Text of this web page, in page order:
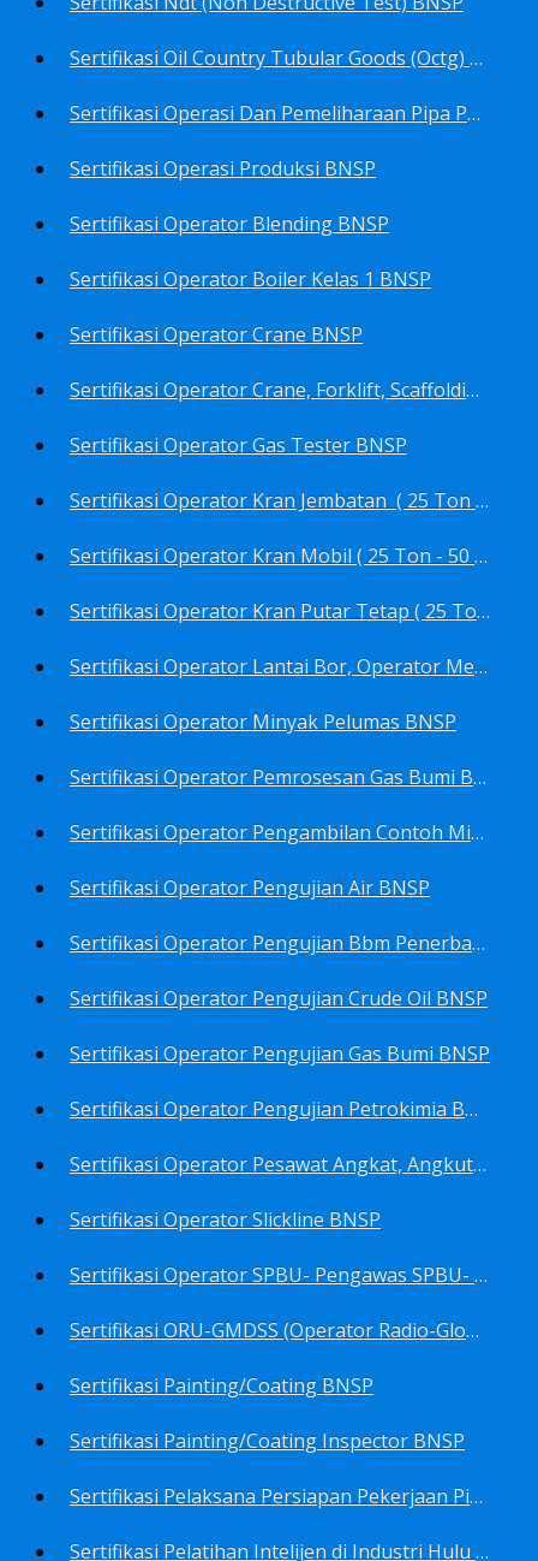
Sertifikasi Oil Country Tubular Goods (Octg) BNSP
Sertifikasi Operasi Dan Pemeliharaan Pipa Penyalur BNSP
Sertifikasi Operasi Produksi BNSP
Sertifikasi Operator Blending BNSP
Sertifikasi Operator Boiler Kelas 1 BNSP
Sertifikasi Operator Crane BNSP
Sertifikasi Operator Crane, Forklift, Scaffolding/Scaffolder, Boiler, Rigger BNSP
Sertifikasi Operator Gas Tester BNSP
Sertifikasi Operator Kran Jembatan ( 25 Ton - 50 Ton - > 50 ) BNSP
Sertifikasi Operator Kran Mobil ( 25 Ton - 50 Ton - > 50 ) BNSP
Sertifikasi Operator Kran Putar Tetap ( 25 Ton - 50 Ton - > 50 ) BNSP
Sertifikasi Operator Lantai Bor, Operator Menara Bor, Juru Bor, Ahli Pengendali Pengeboran BNSP
Sertifikasi Operator Minyak Pelumas BNSP
Sertifikasi Operator Pemrosesan Gas Bumi BNSP
Sertifikasi Operator Pengambilan Contoh Minyak Bumi, Gas Bumi, Bbm- Bbn- Pelumas, Udara, Limbah, Air BNSP
Sertifikasi Operator Pengujian Air BNSP
Sertifikasi Operator Pengujian Bbm Penerbangan Dan Non Penerbangan BNSP
Sertifikasi Operator Pengujian Crude Oil BNSP
Sertifikasi Operator Pengujian Gas Bumi BNSP
Sertifikasi Operator Pengujian Petrokimia BNSP
Sertifikasi Operator Pesawat Angkat, Angkut Dan Juru Ikat Beban BNSP
Sertifikasi Operator Slickline BNSP
Sertifikasi Operator SPBU- Pengawas SPBU- Teknisi SPBU- Teknisi Service Station SPBU BNSP
Sertifikasi ORU-GMDSS (Operator Radio-Global Maritime Distress&Safety System) BNSP
Sertifikasi Painting/Coating BNSP
Sertifikasi Painting/Coating Inspector BNSP
Sertifikasi Pelaksana Persiapan Pekerjaan Pims BNSP
Sertifikasi Pelatihan Intelijen di Industri Hulu Minyak dan Gas Bumi BNSP